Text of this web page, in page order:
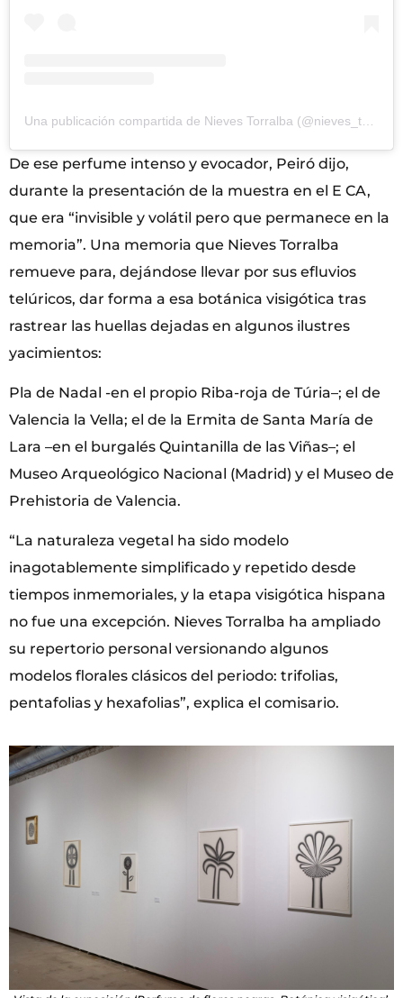
De ese perfume intenso y evocador, Peiró dijo,
durante la presentación de la muestra en el E CA,
que era “invisible y volátil pero que permanece en la
memoria”. Una memoria que Nieves Torralba
remueve para, dejándose llevar por sus efluvios
telúricos, dar forma a esa botánica visigótica tras
rastrear las huellas dejadas en algunos ilustres
yacimientos:
Pla de Nadal -en el propio Riba-roja de Túria–; el de
Valencia la Vella; el de la Ermita de Santa María de
Lara –en el burgalés Quintanilla de las Viñas–; el
Museo Arqueológico Nacional (Madrid) y el Museo de
Prehistoria de Valencia.
“La naturaleza vegetal ha sido modelo
inagotablemente simplificado y repetido desde
tiempos inmemoriales, y la etapa visigótica hispana
no fue una excepción. Nieves Torralba ha ampliado
su repertorio personal versionando algunos
modelos florales clásicos del periodo: trifolias,
pentafolias y hexafolias”, explica el comisario.